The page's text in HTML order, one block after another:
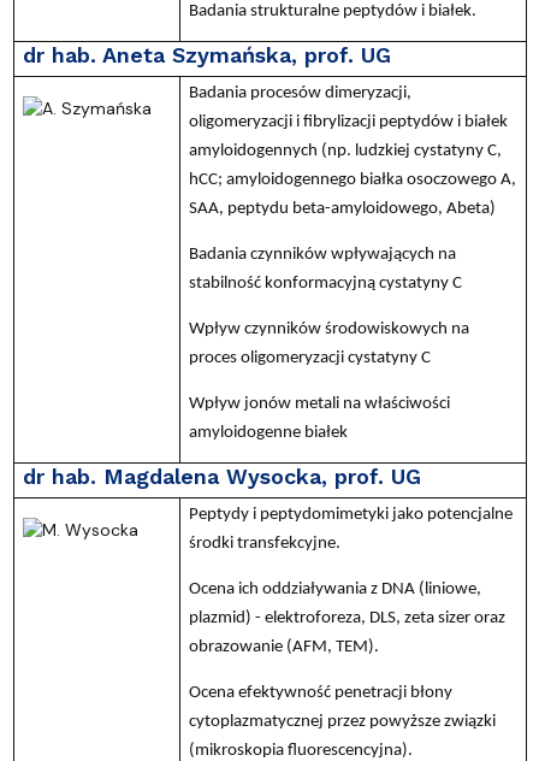
Badania strukturalne peptydów i białek.
dr hab. Aneta Szymańska, prof. UG
Badania procesów dimeryzacji,
oligomeryzacji i fibrylizacji peptydów i białek
amyloidogennych (np. ludzkiej cystatyny C,
hCC; amyloidogennego białka osoczowego A,
SAA, peptydu beta-amyloidowego, Abeta)
Badania czynników wpływających na
stabilność konformacyjną cystatyny C
Wpływ czynników środowiskowych na
proces oligomeryzacji cystatyny C
Wpływ jonów metali na właściwości
amyloidogenne białek
dr hab. Magdalena Wysocka, prof. UG
Peptydy i peptydomimetyki jako potencjalne
środki transfekcyjne.
Ocena ich oddziaływania z DNA (liniowe,
plazmid) - elektroforeza, DLS, zeta sizer oraz
obrazowanie (AFM, TEM).
Ocena efektywność penetracji błony
cytoplazmatycznej przez powyższe związki
(mikroskopia fluorescencyjna).